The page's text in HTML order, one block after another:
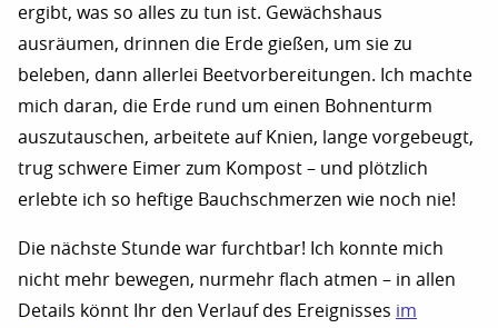
ergibt, was so alles zu tun ist. Gewächshaus
ausräumen, drinnen die Erde gießen, um sie zu
beleben, dann allerlei Beetvorbereitungen. Ich machte
mich daran, die Erde rund um einen Bohnenturm
auszutauschen, arbeitete auf Knien, lange vorgebeugt,
trug schwere Eimer zum Kompost – und plötzlich
erlebte ich so heftige Bauchschmerzen wie noch nie!
Die nächste Stunde war furchtbar! Ich konnte mich
nicht mehr bewegen, nurmehr flach atmen – in allen
Details könnt Ihr den Verlauf des Ereignisses im